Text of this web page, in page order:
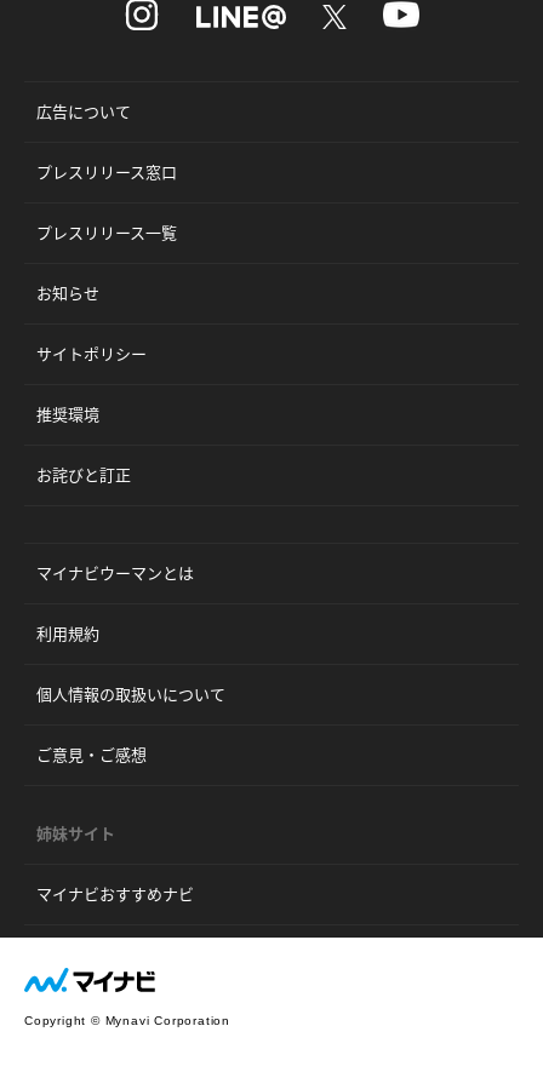
広告について
プレスリリース窓口
プレスリリース一覧
お知らせ
サイトポリシー
推奨環境
お詫びと訂正
マイナビウーマンとは
利用規約
個人情報の取扱いについて
ご意見・ご感想
姉妹サイト
マイナビおすすめナビ
Copyright © Mynavi Corporation